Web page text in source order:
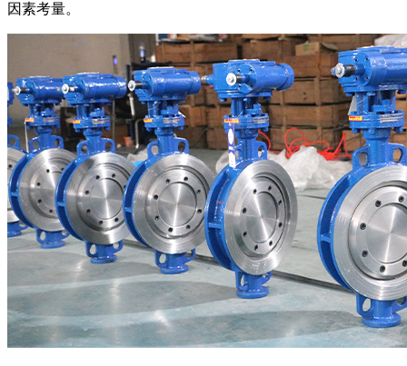
因素考量。